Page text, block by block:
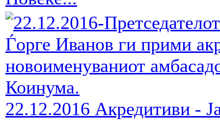
22.12.2016 Акредитиви -